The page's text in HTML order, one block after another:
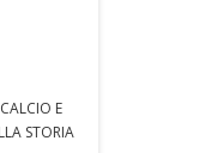
E
STORIA